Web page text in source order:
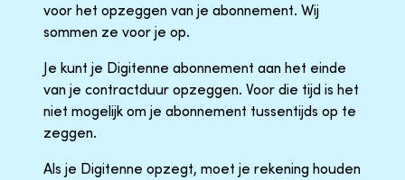
voor het opzeggen van je abonnement. Wij
sommen ze voor je op.
Je kunt je Digitenne abonnement aan het einde
van je contractduur opzeggen. Voor die tijd is het
niet mogelijk om je abonnement tussentijds op te
zeggen.
Als je Digitenne opzegt, moet je rekening houden